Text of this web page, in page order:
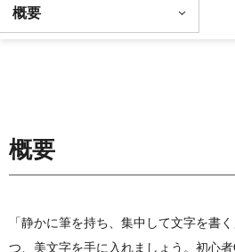
概要
概要
「静かに筆を持ち、集中して文字を書
つ、美文字を手に入れましょう。初心